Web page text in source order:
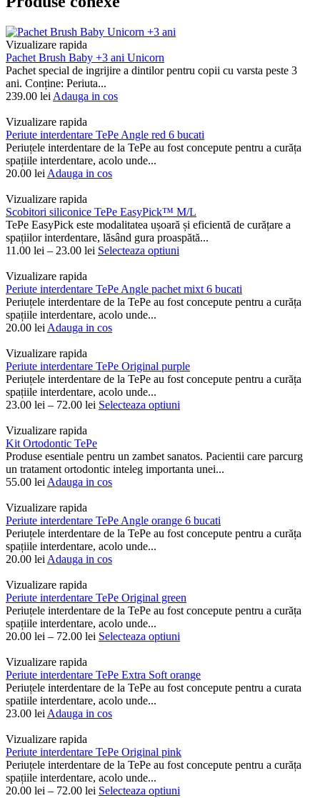
Vizualizare rapida
Pachet Brush Baby +3 ani Unicorn
Pachet special de ingrijire a dintilor pentru copii cu varsta peste 3
ani. Conține: Periuta...
239.00 lei Adauga in cos
Vizualizare rapida
Periute interdentare TePe Angle red 6 bucati
Periuțele interdentare de la TePe au fost concepute pentru a curăța
spațiile interdentare, acolo unde...
20.00 lei Adauga in cos
Vizualizare rapida
Scobitori siliconice TePe EasyPick™ M/L
TePe EasyPick este modalitatea ușoară și eficientă de curățare a
spațiilor interdentare, lăsând gura proaspătă...
11.00 lei – 23.00 lei Selecteaza optiuni
Vizualizare rapida
Periute interdentare TePe Angle pachet mixt 6 bucati
Periuțele interdentare de la TePe au fost concepute pentru a curăța
spațiile interdentare, acolo unde...
20.00 lei Adauga in cos
Vizualizare rapida
Periute interdentare TePe Original purple
Periuțele interdentare de la TePe au fost concepute pentru a curăța
spațiile interdentare, acolo unde...
23.00 lei – 72.00 lei Selecteaza optiuni
Vizualizare rapida
Kit Ortodontic TePe
Produse esentiale pentru un zambet sanatos. Pacientii care parcurg
un tratament ortodontic inteleg importanta unei...
55.00 lei Adauga in cos
Vizualizare rapida
Periute interdentare TePe Angle orange 6 bucati
Periuțele interdentare de la TePe au fost concepute pentru a curăța
spațiile interdentare, acolo unde...
20.00 lei Adauga in cos
Vizualizare rapida
Periute interdentare TePe Original green
Periuțele interdentare de la TePe au fost concepute pentru a curăța
spațiile interdentare, acolo unde...
20.00 lei – 72.00 lei Selecteaza optiuni
Vizualizare rapida
Periute interdentare TePe Extra Soft orange
Periuțele interdentare de la TePe au fost concepute pentru a curata
spatiile interdentare, acolo unde...
23.00 lei Adauga in cos
Vizualizare rapida
Periute interdentare TePe Original pink
Periuțele interdentare de la TePe au fost concepute pentru a curăța
spațiile interdentare, acolo unde...
20.00 lei – 72.00 lei Selecteaza optiuni